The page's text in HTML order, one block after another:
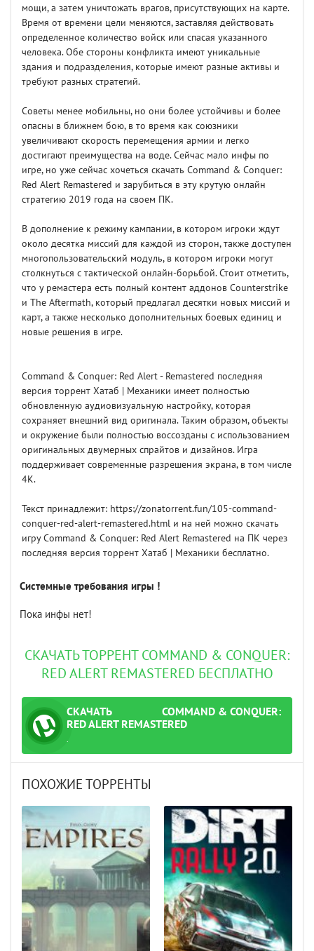
мощи, а затем уничтожать врагов, присутствующих на карте.
Время от времени цели меняются, заставляя действовать
определенное количество войск или спасая указанного
человека. Обе стороны конфликта имеют уникальные
здания и подразделения, которые имеют разные активы и
требуют разных стратегий.
Советы менее мобильны, но они более устойчивы и более
опасны в ближнем бою, в то время как союзники
увеличивают скорость перемещения армии и легко
достигают преимущества на воде. Сейчас мало инфы по
игре, но уже сейчас хочеться скачать Command & Conquer:
Red Alert Remastered и зарубиться в эту крутую онлайн
стратегию 2019 года на своем ПК.
В дополнение к режиму кампании, в котором игроки ждут
около десятка миссий для каждой из сторон, также доступен
многопользовательский модуль, в котором игроки могут
столкнуться с тактической онлайн-борьбой. Стоит отметить,
что у ремастера есть полный контент аддонов Counterstrike
и The Aftermath, который предлагал десятки новых миссий и
карт, а также несколько дополнительных боевых единиц и
новые решения в игре.
Command & Conquer: Red Alert - Remastered последняя
версия торрент Хатаб | Механики имеет полностью
обновленную аудиовизуальную настройку, которая
сохраняет внешний вид оригинала. Таким образом, объекты
и окружение были полностью воссозданы с использованием
оригинальных двумерных спрайтов и дизайнов. Игра
поддерживает современные разрешения экрана, в том числе
4K.
Текст принадлежит: https://zonatorrent.fun/105-command-
conquer-red-alert-remastered.html и на ней можно скачать
игру Command & Conquer: Red Alert Remastered на ПК через
последняя версия торрент Хатаб | Механики бесплатно.
Системные требования игры !
Пока инфы нет!
СКАЧАТЬ ТОРРЕНТ COMMAND & CONQUER:
RED ALERT REMASTERED БЕСПЛАТНО
СКАЧАТЬ
ТОРРЕНТ
COMMAND & CONQUER:
RED ALERT REMASTERED
.
ПОХОЖИЕ ТОРРЕНТЫ